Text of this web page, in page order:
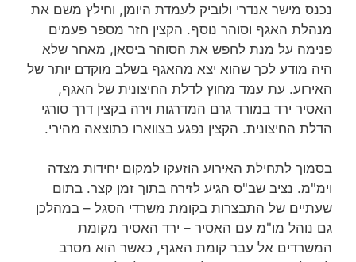
נכנס מישר אנדרי ולוביק לעמדת היומן, וחילץ משם את
מנהלת האגף וסוהר נוסף. הקצין חזר מספר פעמים
פנימה על מנת לחפש את הסוהר ביסאן, מאחר שלא
היה מודע לכך שהוא יצא מהאגף בשלב מוקדם יותר של
האירוע. עת עמד מחוץ לדלת החיצונית של האגף,
האסיר ירד במורד גרם המדרגות וירה בקצין דרך סורגי
הדלת החיצונית. הקצין נפגע בצווארו כתוצאה מהירי.
בסמוך לתחילת האירוע הוזעקו למקום יחידות מצדה
וימ"מ. נציב שב"ס הגיע לזירה בתוך זמן קצר. בתום
שעתיים של התבצרות בקומת משרדי הסגל – במהלכן
גם נוהל מו"מ עם האסיר – ירד האסיר מקומת
המשרדים אל עבר קומת האגף, כאשר הוא מסרב